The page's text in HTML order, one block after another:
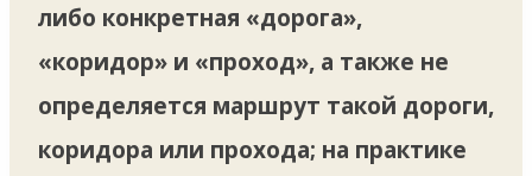
либо конкретная «дорога»,
«коридор» и «проход», а также не
определяется маршрут такой дороги,
коридора или прохода; на практике